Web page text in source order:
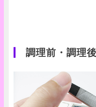
調理前・調理